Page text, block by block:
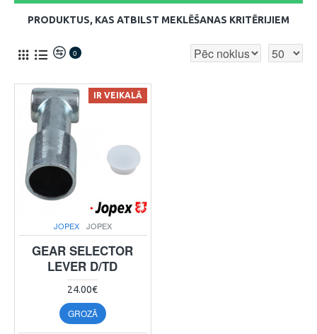
PRODUKTUS, KAS ATBILST MEKLĒŠANAS KRITĒRIJIEM
0
IR VEIKALĀ
JOPEX JOPEX
GEAR SELECTOR
LEVER D/TD
24.00€
GROZĀ